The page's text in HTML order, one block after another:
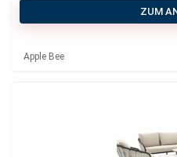
ZUM
Apple Bee